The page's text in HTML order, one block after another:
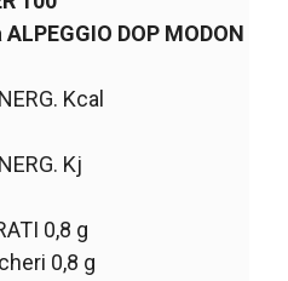
DOP MODON
Kcal
Kj
0,8 g
0,8 g